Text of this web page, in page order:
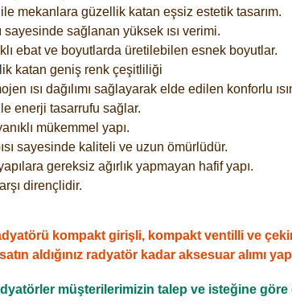
mekanlara güzellik katan eşsiz estetik tasarım.
sayesinde sağlanan yüksek ısı verimi.
ebat ve boyutlarda üretilebilen esnek boyutlar.
katan geniş renk çeşitliliği
ısı dağılımı sağlayarak elde edilen konforlu
enerji tasarrufu sağlar.
mükemmel yapı.
sayesinde kaliteli ve uzun ömürlüdür.
gereksiz ağırlık yapmayan hafif yapı.
dirençlidir.
kompakt girişli, kompakt ventilli ve
aldığınız radyatör kadar aksesuar alımı
müşterilerimizin talep ve isteğine